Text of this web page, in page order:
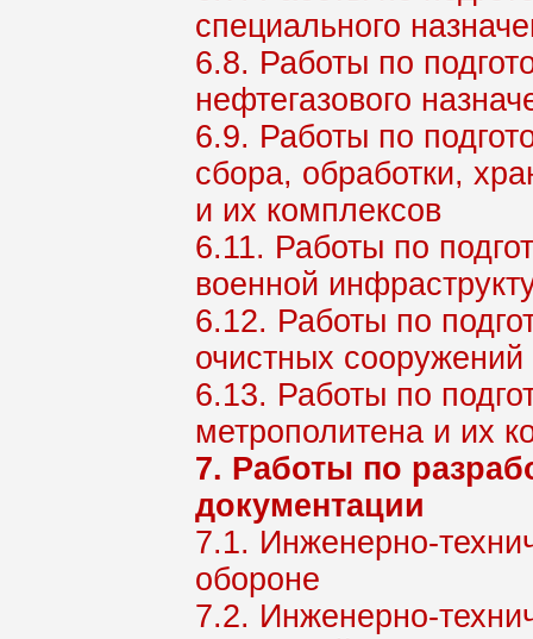
специального
6.8. Работы по
нефтегазового
6.9. Работы по
сбора, обработки,
и их комплексов
6.11. Работы по
военной
6.12. Работы по
очистных
6.13. Работы по
метрополитена и их
7. Работы по
документации
7.1. Инженерно-
обороне
7.2. Инженерно-